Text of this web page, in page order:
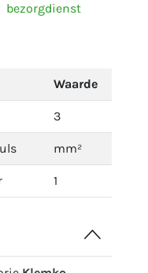
bezorgdienst
Waarde
3
mm²
1